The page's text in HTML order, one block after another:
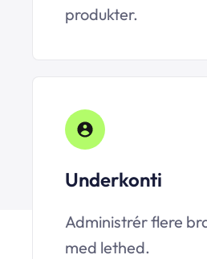
produkter.
Underkonti
Administrér flere
med lethed.